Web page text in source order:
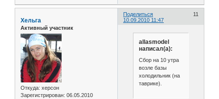
Поделиться
11
10.09.2010 11:47
Хельга
Активный участник
Откуда: херсон
Зарегистрирован: 06.05.2010
allasmodel
написал(а):
Сбор на 10 утра
возле базы
холодильник (на
таврике).